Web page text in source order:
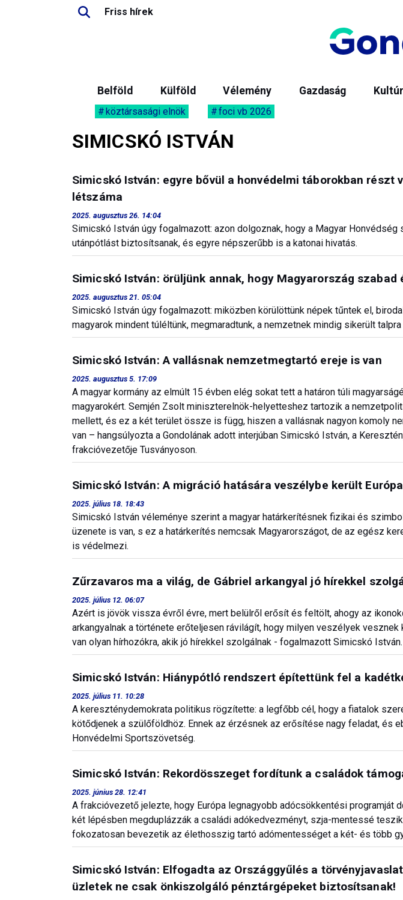
Friss hírek
Belföld Külföld Vélemény Gazdaság
köztársasági elnök foci vb 2026
SIMICSKÓ ISTVÁN
Simicskó István: egyre bővül a honvédelmi táborokban részt
létszáma
2025. augusztus 26. 14:04
Simicskó István úgy fogalmazott: azon dolgoznak, hogy a Magyar Honvédség
utánpótlást biztosítsanak, és egyre népszerűbb is a katonai hivatás.
Simicskó István: örüljünk annak, hogy Magyarország szabad
2025. augusztus 21. 05:04
Simicskó István úgy fogalmazott: miközben körülöttünk népek tűntek el,
magyarok mindent túléltünk, megmaradtunk, a nemzetnek mindig sikerült talpra
Simicskó István: A vallásnak nemzetmegtartó ereje is van
2025. augusztus 5. 17:09
A magyar kormány az elmúlt 15 évben elég sokat tett a határon túli
magyarokért. Semjén Zsolt miniszterelnök-helyetteshez tartozik a
mellett, és ez a két terület össze is függ, hiszen a vallásnak nagyon komoly
van – hangsúlyozta a Gondolának adott interjúban Simicskó István, a
frakcióvezetője Tusványoson.
Simicskó István: A migráció hatására veszélybe került
2025. július 18. 18:43
Simicskó István véleménye szerint a magyar határkerítésnek fizikai és
üzenete is van, s ez a határkerítés nemcsak Magyarországot, de az egész
is védelmezi.
Zűrzavaros ma a világ, de Gábriel arkangyal jó hírekkel
2025. július 12. 06:07
Azért is jövök vissza évről évre, mert belülről erősít és feltölt, ahogy az
arkangyalnak a története erőteljesen rávilágít, hogy milyen veszélyek
van olyan hírhozókra, akik jó hírekkel szolgálnak - fogalmazott Simicskó István.
Simicskó István: Hiánypótló rendszert építettünk fel a
2025. július 11. 10:28
A kereszténydemokrata politikus rögzítette: a legfőbb cél, hogy a fiatalok
kötődjenek a szülőföldhöz. Ennek az érzésnek az erősítése nagy feladat, és
Honvédelmi Sportszövetség.
Simicskó István: Rekordösszeget fordítunk a családok
2025. június 28. 12:41
A frakcióvezető jelezte, hogy Európa legnagyobb adócsökkentési programját
két lépésben megduplázzák a családi adókedvezményt, szja-mentessé
fokozatosan bevezetik az élethosszig tartó adómentességet a két- és több
Simicskó István: Elfogadta az Országgyűlés a
üzletek ne csak önkiszolgáló pénztárgépeket biztosítsanak!